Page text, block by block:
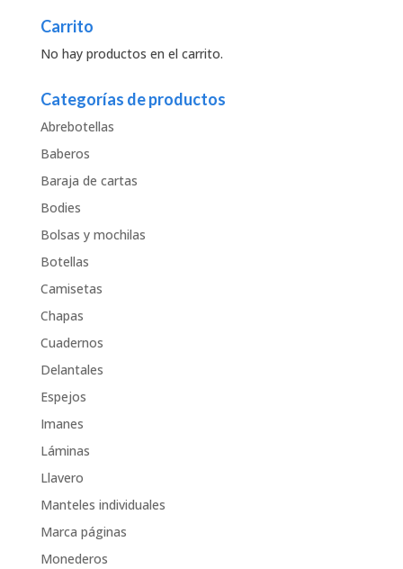
Carrito
No hay productos en el carrito.
Categorías de productos
Abrebotellas
Baberos
Baraja de cartas
Bodies
Bolsas y mochilas
Botellas
Camisetas
Chapas
Cuadernos
Delantales
Espejos
Imanes
Láminas
Llavero
Manteles individuales
Marca páginas
Monederos